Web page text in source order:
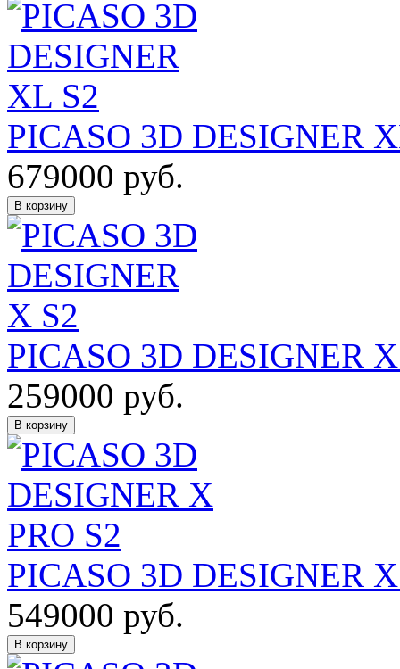
PICASO 3D DESIGNER
679000 руб.
В корзину
PICASO 3D DESIGNER
259000 руб.
В корзину
PICASO 3D DESIGNER
549000 руб.
В корзину